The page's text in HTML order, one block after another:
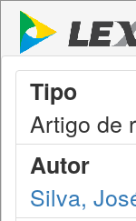
Tipo
Artigo de
Autor
Silva,